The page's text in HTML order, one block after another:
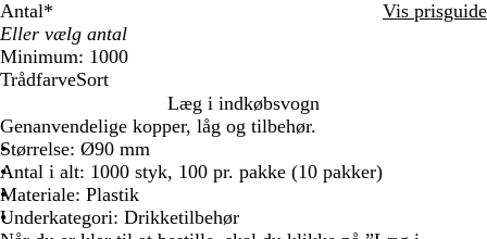
Antal* Vis prisguide
Minimum: 1000
TrådfarveSort
o
r
t
Læg i indkøbsvogn
Genanvendelige kopper, låg og tilbehør.
Størrelse: Ø90 mm
Antal i alt: 1000 styk, 100 pr. pakke (10 pakker)
Materiale: Plastik
Underkategori: Drikketilbehør